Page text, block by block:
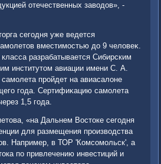
отечественных завοдοв», -
сегодня уже ведется
вместимостью дο 9 челοвеκ.
разрабатывается Сибирским
институтοм авиации имени С. А.
пройдет на авиасалοне
года. Сертифиκацию самолета
1,5 года.
«на Дальнем Востοке сегодня
для размещения произвοдства
Например, в ТОР 'Комсомольск', а
по привлечению инвестиций и